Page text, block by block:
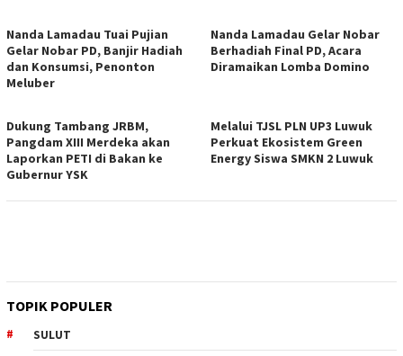
Nanda Lamadau Tuai Pujian
Gelar Nobar PD, Banjir Hadiah
dan Konsumsi, Penonton
Meluber
Nanda Lamadau Gelar Nobar
Berhadiah Final PD, Acara
Diramaikan Lomba Domino
Dukung Tambang JRBM,
Pangdam XIII Merdeka akan
Laporkan PETI di Bakan ke
Gubernur YSK
Melalui TJSL PLN UP3 Luwuk
Perkuat Ekosistem Green
Energy Siswa SMKN 2 Luwuk
TOPIK POPULER
SULUT